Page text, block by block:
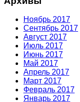
Ноябрь 2017
Сентябрь 2017
Август 2017
Июль 2017
Июнь 2017
Май 2017
Апрель 2017
Март 2017
Февраль 2017
Январь 2017